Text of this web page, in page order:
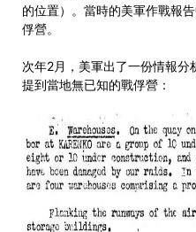
的位置）。當時的美軍作戰報
俘營。
次年2月，美軍出了一份情報分
提到當地無已知的戰俘營：